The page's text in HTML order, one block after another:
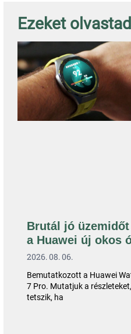
Ezeket
Brutál jó
a Huawei új okos
2026. 08. 06.
Bemutatkozott a Huawei
7 Pro. Mutatjuk a
tetszik, ha